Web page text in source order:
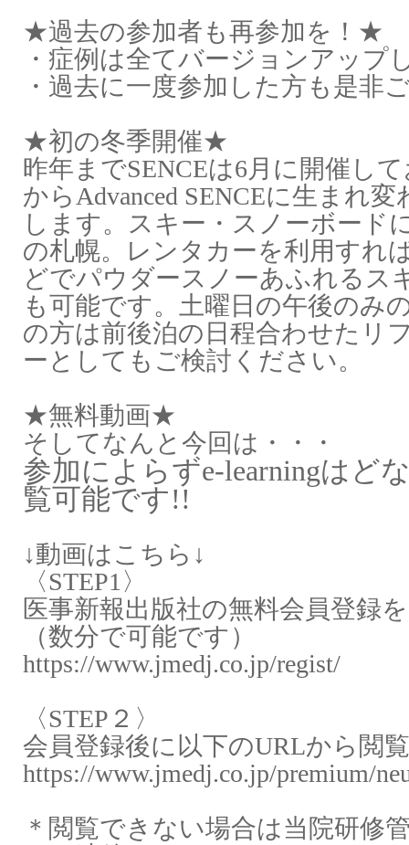
★過去の参加者も再参加を！★
・症例は全てバージョンアップ
・過去に一度参加した方も是非
★初の冬季開催★
昨年までSENCEは6月に開催し
から Advanced SENCEに生まれ変
します。スキー・スノーボード
の札幌。レンタカーを利用すれ
どでパウダースノーあふれるス
も可能です。‪土曜日の午後のみ
の方は前後泊の日程合わせたリ
ーとしてもご検討ください。
★無料動画★
そしてなんと今回は・・・
参加によらずe-learningはど
覧可能です!!
↓動画はこちら↓
〈STEP1 〉
医事新報出版社の無料会員登録
（数分で可能です）
https://www.jmedj.co.jp/regist/
〈STEP ２〉
会員登録後に以下のURLから閲
https://www.jmedj.co.jp/premium/
＊閲覧できない場合は当院研修